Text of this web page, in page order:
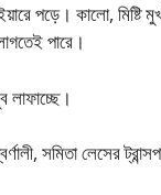
ইয়ারে পড়ে। কালো,
পারে।
লাফাচ্ছে।
সমিতা লেসের